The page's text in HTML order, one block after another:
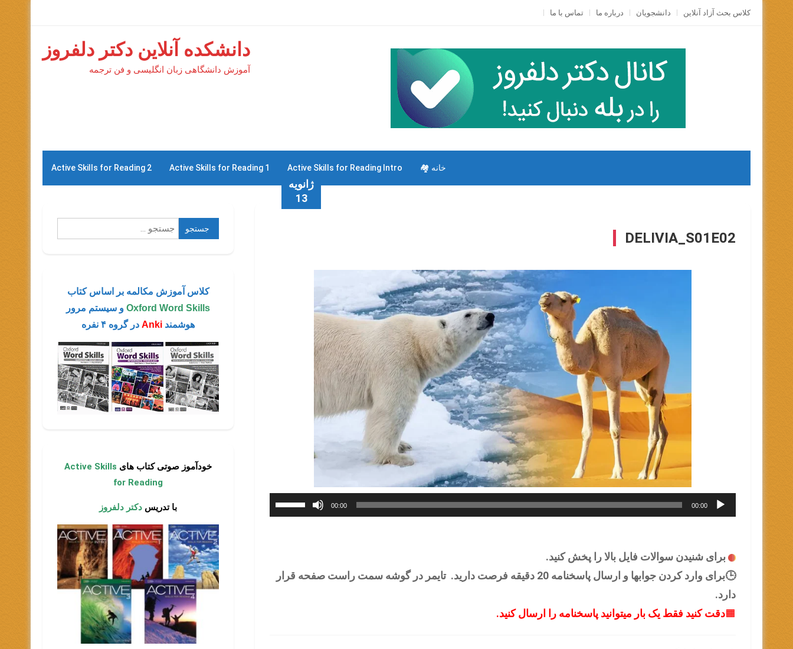
Skip
کلاس بحث آزاد آنلاين دانشجویان درباره ما تماس با ما
دانشکده آنلاین دکتر دلفروز
آموزش دانشگاهی زبان انگلیسی و فن ترجمه
خانه 🏘 Active Skills for Reading Intro
Active Skills for Reading 1
Active Skills for Reading 2
ژانویه
13
DELIVIA_S01E02
پخش‌کننده
صوت
00:00
00:00
برای
صدا
برای شنیدن سوالات فایل بالا را پخش کنید.
🕒برای وارد کردن جوابها و ارسال پاسخنامه 20 دقیقه فرصت دارید. تایمر در گوشه سمت راست صفحه قرار
دارد.
🟧دقت کنید فقط یک بار میتوانید پاسخنامه را ارسال کنید.
جستجو
برای:
کلاس آموزش مکالمه بر اساس کتاب
Oxford Word Skills و سیستم مرور
هوشمند Anki در گروه ۴ نفره
خودآموز صوتی کتاب های Active Skills
for Reading
با تدریس دکتر دلفروز